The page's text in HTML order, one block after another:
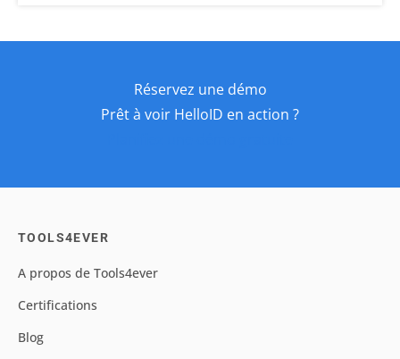
Réservez une démo
Prêt à voir HelloID en action ?
TOOLS4EVER
A propos de Tools4ever
Certifications
Blog